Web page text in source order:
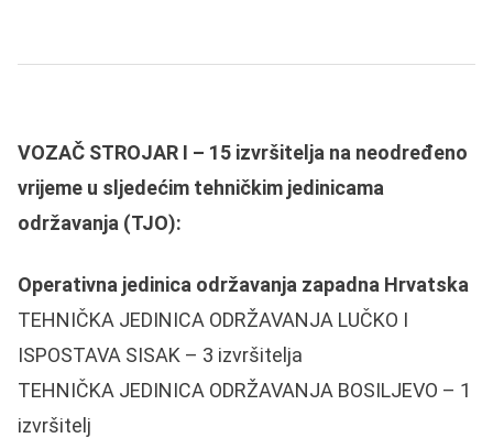
VOZAČ STROJAR I – 15 izvršitelja na neodređeno
vrijeme u sljedećim tehničkim jedinicama
održavanja (TJO):
Operativna jedinica održavanja zapadna Hrvatska
TEHNIČKA JEDINICA ODRŽAVANJA LUČKO I
ISPOSTAVA SISAK – 3 izvršitelja
TEHNIČKA JEDINICA ODRŽAVANJA BOSILJEVO – 1
izvršitelj